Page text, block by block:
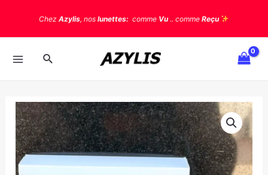
ChezAzylis, noslunettes: comme Vu.. commeReçu